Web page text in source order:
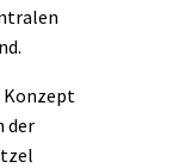
Konzept
der